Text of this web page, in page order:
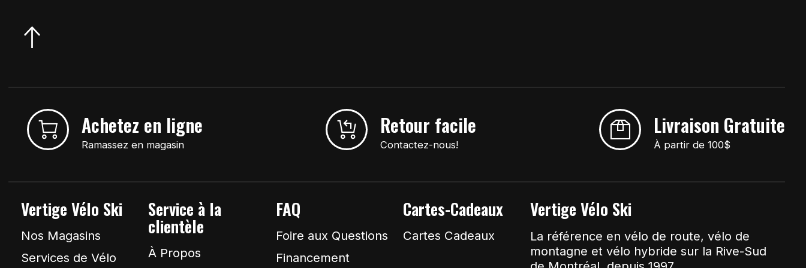
Achetez en ligne
Ramassez en magasin
Retour facile
Contactez-nous!
Livraison Gratuite
À partir de 100$
Vertige Vélo Ski
Nos Magasins
Services de Vélo
Service à la
clientèle
À Propos
FAQ
Foire aux Questions
Financement
Cartes-Cadeaux
Cartes Cadeaux
Vertige Vélo Ski
La référence en vélo de route, vélo de
montagne et vélo hybride sur la Rive-Sud